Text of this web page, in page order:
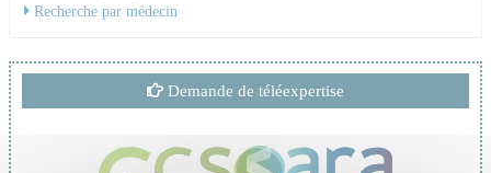
Recherche par médecin
Demande de téléexpertise